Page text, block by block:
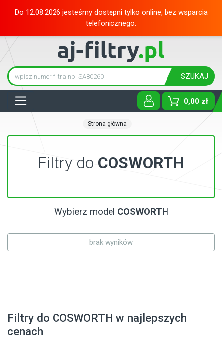
Do 12.08.2026 jesteśmy dostępni tylko online, bez wsparcia
telefonicznego.
SZUKAJ
0,00 zł
Strona główna
Filtry do COSWORTH
Wybierz model COSWORTH
brak wyników
Filtry do COSWORTH w najlepszych
cenach